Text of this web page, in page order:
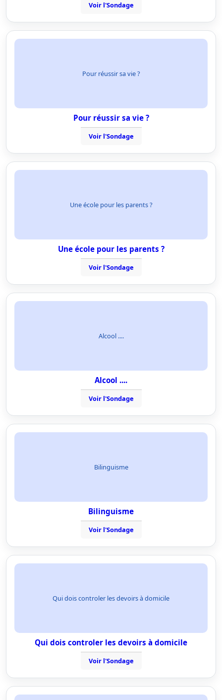
Voir l'Sondage
Pour réussir sa vie ?
Pour réussir sa vie ?
Voir l'Sondage
Une école pour les parents ?
Une école pour les parents ?
Voir l'Sondage
Alcool ....
Alcool ....
Voir l'Sondage
Bilinguisme
Bilinguisme
Voir l'Sondage
Qui dois controler les devoirs à domicile
Qui dois controler les devoirs à domicile
Voir l'Sondage